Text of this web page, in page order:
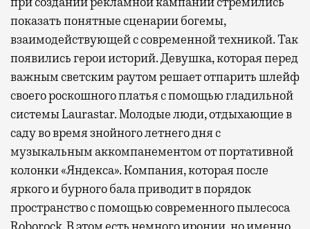
показать понятные сценарии богемы,
взаимодействующей с современной техникой. Так
появились герои историй. Девушка, которая перед
важным светским раутом решает отпарить шлейф
своего роскошного платья с помощью гладильной
системы Laurastar. Молодые люди, отдыхающие в
саду во время знойного летнего дня с
музыкальным аккомпанементом от портативной
колонки «Яндекса». Компания, которая после
яркого и бурного бала приводит в порядок
пространство с помощью современного пылесоса
Roborock. В этом есть немного иронии, но именно